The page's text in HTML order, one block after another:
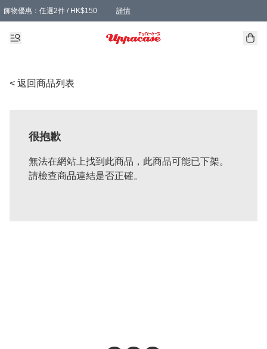
飾物優惠：任選2件 / HK$150 詳情
髮飾優惠：任選2件 / HK$100 詳情
精選襪子優惠：任選3對 / HK$115 詳情
滿額免運：本地訂單滿港幣350元可享免運費優惠
< 返回商品列表
很抱歉
無法在網站上找到此商品，此商品可能已下架。
請檢查商品連結是否正確。